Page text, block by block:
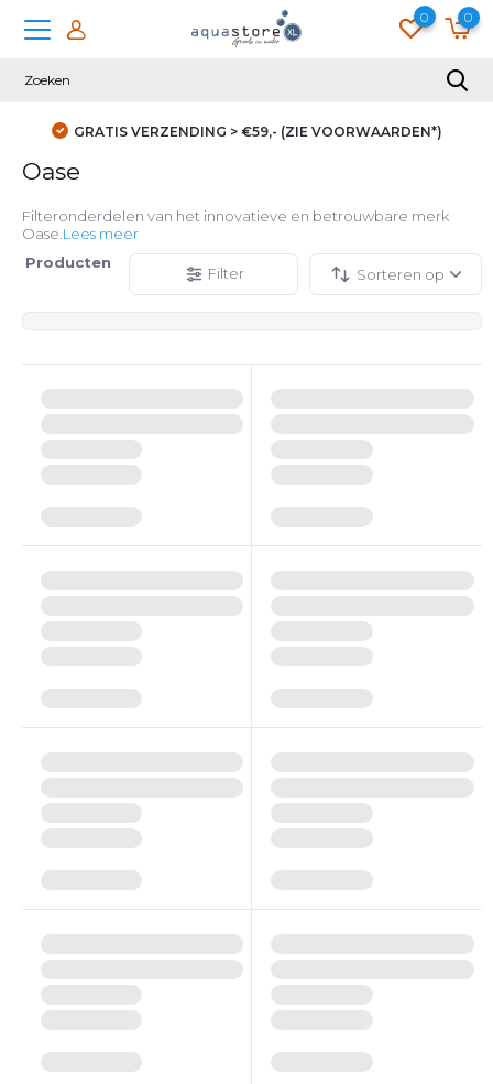
0 0
GRATIS VERZENDING > €59,- (ZIE VOORWAARDEN*)
Oase
Filteronderdelen van het innovatieve en betrouwbare merk
Oase. Lees meer
Producten
Filter Sorteren op